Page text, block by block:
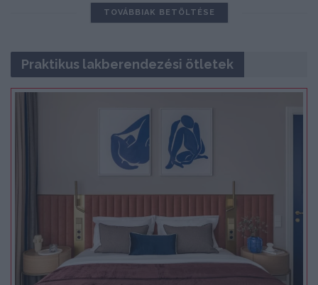
TOVÁBBIAK BETÖLTÉSE
Praktikus lakberendezési ötletek